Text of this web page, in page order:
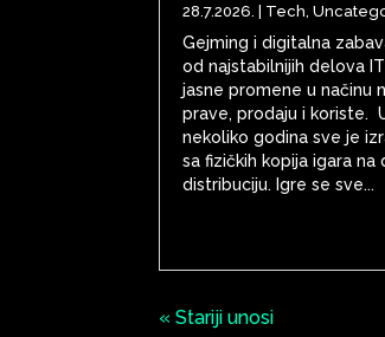
28.7.2026. Tech ,
Gejming i digitalna
od najstabilnijih delova
jasne promene u načinu
prave, prodaju i koriste.
nekoliko godina sve je
sa fizičkih kopija igara na
distribuciju. Igre se sve...
« Stariji unosi